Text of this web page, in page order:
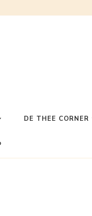
DE THEE CORNER